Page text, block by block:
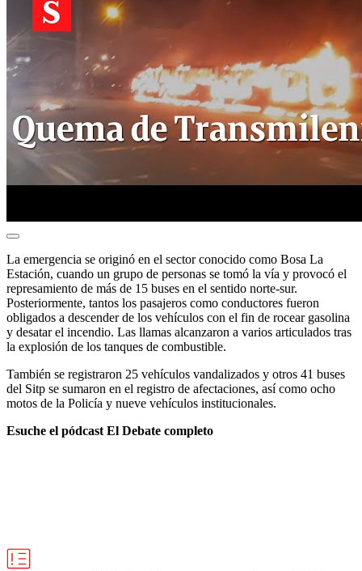
La emergencia se originó en el sector conocido como Bosa La
Estación, cuando un grupo de personas se tomó la vía y provocó el
represamiento de más de 15 buses en el sentido norte-sur.
Posteriormente, tantos los pasajeros como conductores fueron
obligados a descender de los vehículos con el fin de rocear gasolina
y desatar el incendio. Las llamas alcanzaron a varios articulados tras
la explosión de los tanques de combustible.
También se registraron 25 vehículos vandalizados y otros 41 buses
del Sitp se sumaron en el registro de afectaciones, así como ocho
motos de la Policía y nueve vehículos institucionales.
Esuche el pódcast El Debate completo